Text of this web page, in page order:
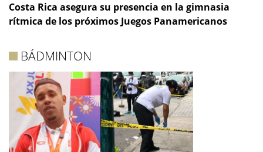
Costa Rica asegura su presencia en la gimnasia
rítmica de los próximos Juegos Panamericanos
BÁDMINTON